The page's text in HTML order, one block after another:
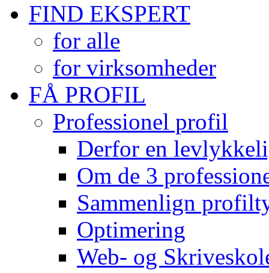
FIND EKSPERT
for alle
for virksomheder
FÅ PROFIL
Professionel profil
Derfor en
Om de 3
Sammenlign
Optimering
Web- og